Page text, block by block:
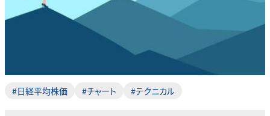
#日経平均株価 #チャート #テクニカル